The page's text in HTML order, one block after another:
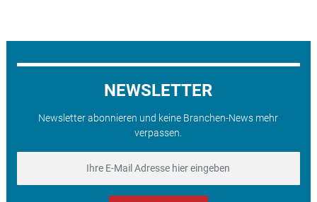
NEWSLETTER
Newsletter abonnieren und keine Branchen-News mehr
verpassen.